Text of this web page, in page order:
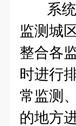
系
监测城
整合各
时进行
常监测
的地方